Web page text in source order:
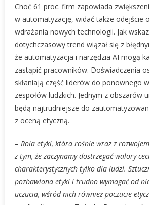
Choć 61 proc. firm zapowiada
w automatyzację, widać także odejście
wdrażania nowych technologii. Jak
dotychczasowy trend wiązał się z
że automatyzacja i narzędzia AI mogą
zastąpić pracowników. Doświadczenia
skłaniają część liderów do ponownego
zespołów ludzkich. Jednym z obszarów
będą najtrudniejsze do
z oceną etyczną.
– Rola etyki, która rośnie wraz z
z tym, że zaczynamy dostrzegać walory
charakterystycznych tylko dla ludzi.
pozbawiona etyki i trudno wymagać od
uczucia, wśród nich również poczucie